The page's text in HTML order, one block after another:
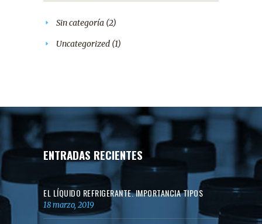
Sin categoría (2)
Uncategorized (1)
ENTRADAS RECIENTES
EL LÍQUIDO REFRIGERANTE. IMPORTANCIA TIPOS
18 marzo, 2019